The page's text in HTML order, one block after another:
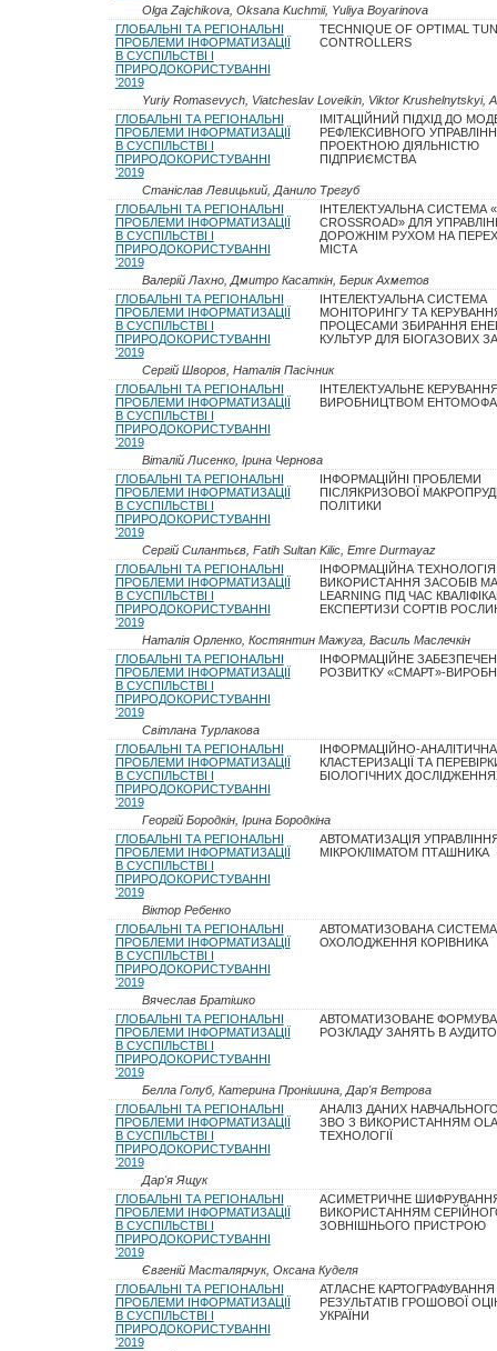
Olga Zajchikova, Oksana Kuchmii, Yuliya Boyarinova
ГЛОБАЛЬНІ ТА РЕГІОНАЛЬНІ
ПРОБЛЕМИ ІНФОРМАТИЗАЦІЇ
В СУСПІЛЬСТВІ І
ПРИРОДОКОРИСТУВАННІ
’2019
TECHNIQUE OF OPTIMAL
CONTROLLERS
Yuriy Romasevych, Viatcheslav Loveikin, Viktor Krushelnytskyi,
ГЛОБАЛЬНІ ТА РЕГІОНАЛЬНІ
ПРОБЛЕМИ ІНФОРМАТИЗАЦІЇ
В СУСПІЛЬСТВІ І
ПРИРОДОКОРИСТУВАННІ
’2019
ІМІТАЦІЙНИЙ ПІДХІД ДО
РЕФЛЕКСИВНОГО
ПРОЕКТНОЮ ДІЯЛЬНІСТЮ
ПІДПРИЄМСТВА
Станіслав Левицький, Данило Трегуб
ГЛОБАЛЬНІ ТА РЕГІОНАЛЬНІ
ПРОБЛЕМИ ІНФОРМАТИЗАЦІЇ
В СУСПІЛЬСТВІ І
ПРИРОДОКОРИСТУВАННІ
’2019
ІНТЕЛЕКТУАЛЬНА СИСТЕМА
CROSSROAD» ДЛЯ
ДОРОЖНІМ РУХОМ НА
МІСТА
Валерій Лахно, Дмитро Касаткін, Берик Ахметов
ГЛОБАЛЬНІ ТА РЕГІОНАЛЬНІ
ПРОБЛЕМИ ІНФОРМАТИЗАЦІЇ
В СУСПІЛЬСТВІ І
ПРИРОДОКОРИСТУВАННІ
’2019
ІНТЕЛЕКТУАЛЬНА СИСТЕМА
МОНІТОРИНГУ ТА
ПРОЦЕСАМИ ЗБИРАННЯ
КУЛЬТУР ДЛЯ БІОГАЗОВИХ
Сергій Шворов, Наталія Пасічник
ГЛОБАЛЬНІ ТА РЕГІОНАЛЬНІ
ПРОБЛЕМИ ІНФОРМАТИЗАЦІЇ
В СУСПІЛЬСТВІ І
ПРИРОДОКОРИСТУВАННІ
’2019
ІНТЕЛЕКТУАЛЬНЕ
ВИРОБНИЦТВОМ
Віталій Лисенко, Ірина Чернова
ГЛОБАЛЬНІ ТА РЕГІОНАЛЬНІ
ПРОБЛЕМИ ІНФОРМАТИЗАЦІЇ
В СУСПІЛЬСТВІ І
ПРИРОДОКОРИСТУВАННІ
’2019
ІНФОРМАЦІЙНІ ПРОБЛЕМИ
ПІСЛЯКРИЗОВОЇ
ПОЛІТИКИ
Сергій Силантьєв, Fatih Sultan Kilic, Emre Durmayaz
ГЛОБАЛЬНІ ТА РЕГІОНАЛЬНІ
ПРОБЛЕМИ ІНФОРМАТИЗАЦІЇ
В СУСПІЛЬСТВІ І
ПРИРОДОКОРИСТУВАННІ
’2019
ІНФОРМАЦІЙНА ТЕХНОЛОГІЯ
ВИКОРИСТАННЯ ЗАСОБІВ
LEARNING ПІД ЧАС
ЕКСПЕРТИЗИ СОРТІВ
Наталія Орленко, Костянтин Мажуга, Василь Маслечкін
ГЛОБАЛЬНІ ТА РЕГІОНАЛЬНІ
ПРОБЛЕМИ ІНФОРМАТИЗАЦІЇ
В СУСПІЛЬСТВІ І
ПРИРОДОКОРИСТУВАННІ
’2019
ІНФОРМАЦІЙНЕ
РОЗВИТКУ «СМАРТ»-
Світлана Турлакова
ГЛОБАЛЬНІ ТА РЕГІОНАЛЬНІ
ПРОБЛЕМИ ІНФОРМАТИЗАЦІЇ
В СУСПІЛЬСТВІ І
ПРИРОДОКОРИСТУВАННІ
’2019
ІНФОРМАЦІЙНО-
КЛАСТЕРИЗАЦІЇ ТА
БІОЛОГІЧНИХ
Георгій Бородкін, Ірина Бородкіна
ГЛОБАЛЬНІ ТА РЕГІОНАЛЬНІ
ПРОБЛЕМИ ІНФОРМАТИЗАЦІЇ
В СУСПІЛЬСТВІ І
ПРИРОДОКОРИСТУВАННІ
’2019
АВТОМАТИЗАЦІЯ
МІКРОКЛІМАТОМ ПТАШНИКА
Віктор Ребенко
ГЛОБАЛЬНІ ТА РЕГІОНАЛЬНІ
ПРОБЛЕМИ ІНФОРМАТИЗАЦІЇ
В СУСПІЛЬСТВІ І
ПРИРОДОКОРИСТУВАННІ
’2019
АВТОМАТИЗОВАНА СИСТЕМА
ОХОЛОДЖЕННЯ КОРІВНИКА
Вячеслав Братішко
ГЛОБАЛЬНІ ТА РЕГІОНАЛЬНІ
ПРОБЛЕМИ ІНФОРМАТИЗАЦІЇ
В СУСПІЛЬСТВІ І
ПРИРОДОКОРИСТУВАННІ
’2019
АВТОМАТИЗОВАНЕ
РОЗКЛАДУ ЗАНЯТЬ В
Белла Голуб, Катерина Пронішина, Дар'я Ветрова
ГЛОБАЛЬНІ ТА РЕГІОНАЛЬНІ
ПРОБЛЕМИ ІНФОРМАТИЗАЦІЇ
В СУСПІЛЬСТВІ І
ПРИРОДОКОРИСТУВАННІ
’2019
АНАЛІЗ ДАНИХ
ЗВО З ВИКОРИСТАННЯМ
ТЕХНОЛОГІЇ
Дар'я Ящук
ГЛОБАЛЬНІ ТА РЕГІОНАЛЬНІ
ПРОБЛЕМИ ІНФОРМАТИЗАЦІЇ
В СУСПІЛЬСТВІ І
ПРИРОДОКОРИСТУВАННІ
’2019
АСИМЕТРИЧНЕ
ВИКОРИСТАННЯМ
ЗОВНІШНЬОГО ПРИСТРОЮ
Євгеній Масталярчук, Оксана Куделя
ГЛОБАЛЬНІ ТА РЕГІОНАЛЬНІ
ПРОБЛЕМИ ІНФОРМАТИЗАЦІЇ
В СУСПІЛЬСТВІ І
ПРИРОДОКОРИСТУВАННІ
’2019
АТЛАСНЕ КАРТОГРАФУВАННЯ
РЕЗУЛЬТАТІВ ГРОШОВОЇ
УКРАЇНИ